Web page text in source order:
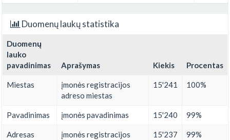
Duomenų laukų statistika
Duomenų
lauko
pavadinimas
Aprašymas Kiekis Procentas
Miestas
įmonės registracijos
adreso miestas
15'241 100%
Pavadinimas įmonės pavadinimas 15'240 99%
Adresas
įmonės registracijos
15'237 99%